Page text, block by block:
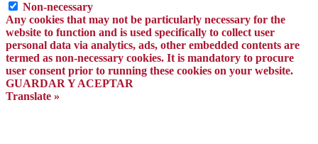
Non-necessary
Any cookies that may not be particularly necessary for the
website to function and is used specifically to collect user
personal data via analytics, ads, other embedded contents are
termed as non-necessary cookies. It is mandatory to procure
user consent prior to running these cookies on your website.
GUARDAR Y ACEPTAR
Translate »